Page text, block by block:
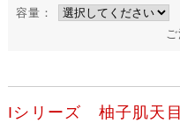
容量：
Iシリーズ 柚子肌天